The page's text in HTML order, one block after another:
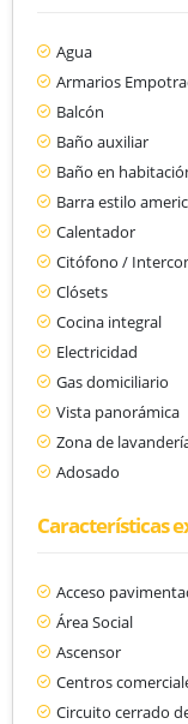
Agua
Armarios
Balcón
Baño auxiliar
Baño en
Barra estilo
Calentador
Citófono /
Clósets
Cocina integral
Electricidad
Gas domiciliario
Vista panorámica
Zona de
Adosado
Características
Acceso
Área Social
Ascensor
Centros
Circuito cerrado